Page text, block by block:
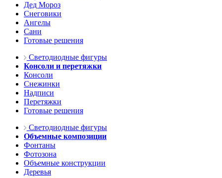
Дед Мороз
Снеговики
Ангелы
Сани
Готовые решения
Светодиодные фигуры
Консоли и перетяжки
Консоли
Снежинки
Надписи
Перетяжки
Готовые решения
Светодиодные фигуры
Объемные композиции
Фонтаны
Фотозона
Объемные конструкции
Деревья